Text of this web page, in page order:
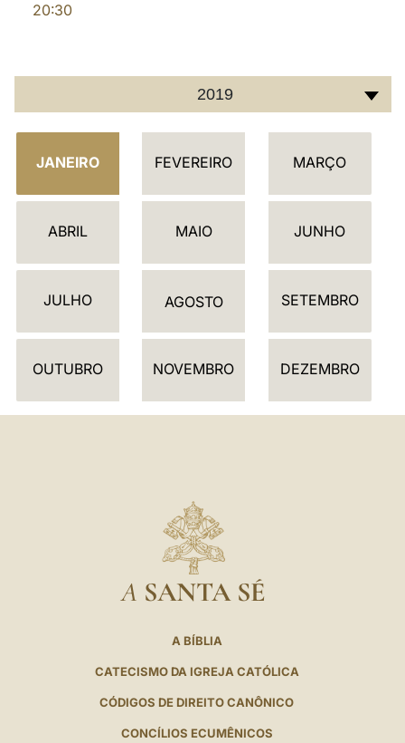
20:30
2019
C
L
D
R
JANEIRO FEVEREIRO MARÇO
ABRIL MAIO JUNHO
JULHO AGOSTO SETEMBRO
OUTUBRO NOVEMBRO DEZEMBRO
A SANTA SÉ
A BÍBLIA
CATECISMO DA IGREJA CATÓLICA
CÓDIGOS DE DIREITO CANÔNICO
CONCÍLIOS ECUMÊNICOS